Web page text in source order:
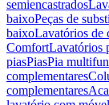
semiencastrados
baixoPeças de
baixoLavatórios de
ComfortLavatórios
piasPiasPia
complementares
complementares